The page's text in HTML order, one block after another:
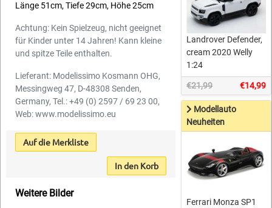
Länge 51cm, Tiefe 29cm, Höhe 25cm
Achtung: Kein Spielzeug, nicht geeignet
für Kinder unter 14 Jahren! Kann kleine
und spitze Teile enthalten.
Lieferant: Modelissimo Kosmann OHG,
Messingweg 47, D-48308 Senden,
Germany, Tel.: +49 (0) 2597 / 69 23 00,
Web: www.modelissimo.eu
Auf die Merkliste
In den Korb
Weitere Bilder
Landrover Defender,
cream 2020 Welly
1:24
€21,99 €14,99
Modellauto
Neuheiten
Ferrari Monza SP1